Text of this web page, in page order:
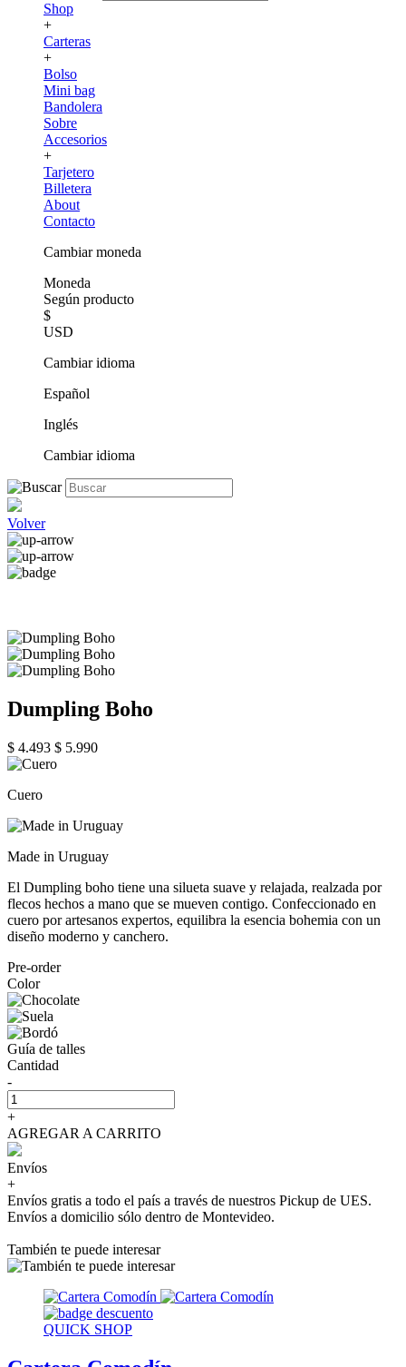
Shop
+
Carteras
+
Bolso
Mini bag
Bandolera
Sobre
Accesorios
+
Tarjetero
Billetera
About
Contacto
Cambiar moneda
Moneda
Según producto
$
USD
Cambiar idioma
Español
Inglés
Cambiar idioma
Volver
Dumpling Boho
$ 4.493 $ 5.990
Cuero
Made in Uruguay
El Dumpling boho tiene una silueta suave y relajada, realzada por
flecos hechos a mano que se mueven contigo. Confeccionado en
cuero por artesanos expertos, equilibra la esencia bohemia con un
diseño moderno y canchero.
Pre-order
Color
Guía de talles
Cantidad
-
+
AGREGAR A CARRITO
Envíos
+
Envíos gratis a todo el país a través de nuestros Pickup de UES.
Envíos a domicilio sólo dentro de Montevideo.
También te puede interesar
QUICK SHOP